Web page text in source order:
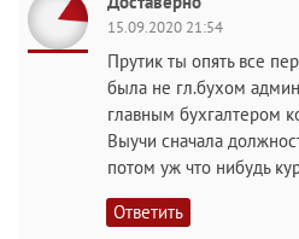
15.09.2020 21:54
Прутик ты опять все
была не гл.бухом
главным бухгалтером
Выучи сначала
потом уж что нибудь
Ответить